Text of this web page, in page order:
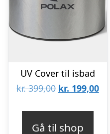
UV Cover til isbad
kr.399,00 Den
kr. 199,00Den
Gå til shop